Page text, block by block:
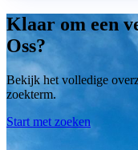
Klaar om een
Oss?
Bekijk het volledige
zoekterm.
Start met zoeken